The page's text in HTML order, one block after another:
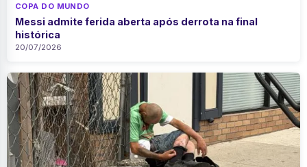
COPA DO MUNDO
Messi admite ferida aberta após derrota na final
histórica
20/07/2026